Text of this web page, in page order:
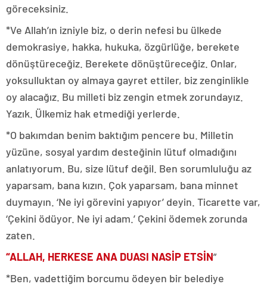
göreceksiniz.
*Ve Allah’ın izniyle biz, o derin nefesi bu ülkede
demokrasiye, hakka, hukuka, özgürlüğe, berekete
dönüştüreceğiz. Berekete dönüştüreceğiz. Onlar,
yoksulluktan oy almaya gayret ettiler, biz zenginlikle
oy alacağız. Bu milleti biz zengin etmek zorundayız.
Yazık. Ülkemiz hak etmediği yerlerde.
*O bakımdan benim baktığım pencere bu. Milletin
yüzüne, sosyal yardım desteğinin lütuf olmadığını
anlatıyorum. Bu, size lütuf değil. Ben sorumluluğu az
yaparsam, bana kızın. Çok yaparsam, bana minnet
duymayın. ‘Ne iyi görevini yapıyor’ deyin. Ticarette var,
‘Çekini ödüyor. Ne iyi adam.’ Çekini ödemek zorunda
zaten.
“ALLAH, HERKESE ANA DUASI NASİP ETSİN”
*Ben, vadettiğim borcumu ödeyen bir belediye